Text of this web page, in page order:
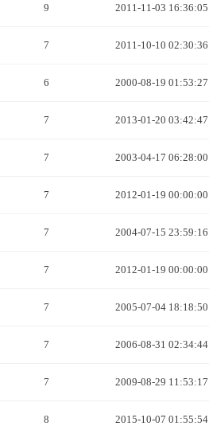
9 2011-11-03 16:36:05
7 2011-10-10 02:30:36
6 2000-08-19 01:53:27
7 2013-01-20 03:42:47
7 2003-04-17 06:28:00
7 2012-01-19 00:00:00
7 2004-07-15 23:59:16
7 2012-01-19 00:00:00
7 2005-07-04 18:18:50
7 2006-08-31 02:34:44
7 2009-08-29 11:53:17
8 2015-10-07 01:55:54